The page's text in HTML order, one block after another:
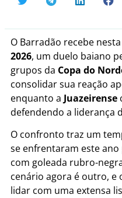
O Barradão recebe
2026, um duelo baiano
grupos da Copa do
consolidar sua reação
enquanto a Juazeirense
defendendo a liderança
O confronto traz um
se enfrentaram este
com goleada rubro-
cenário agora é outro, e
lidar com uma extensa